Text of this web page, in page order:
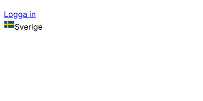
Logga in
Sverige